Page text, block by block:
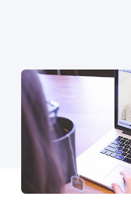
マイクロラーニングとは
かどうかを解説
講義収録・動画配信 #講義・研